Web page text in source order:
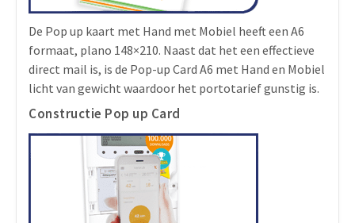
De Pop up kaart met Hand met Mobiel heeft een A6
formaat, plano 148×210. Naast dat het een effectieve
direct mail is, is de Pop-up Card A6 met Hand en Mobiel
licht van gewicht waardoor het portotarief gunstig is.
Constructie Pop up Card